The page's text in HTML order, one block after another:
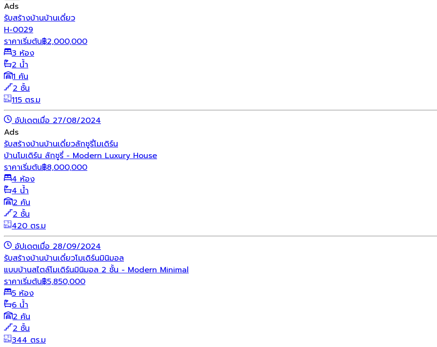
Ads
รับสร้างบ้านบ้านเดี่ยว
H-0029
ราคาเริ่มต้น฿2,000,000
3 ห้อง
2 น้ำ
1 คัน
2 ชั้น
115 ตร.ม
อัปเดตเมื่อ 27/08/2024
Ads
รับสร้างบ้านบ้านเดี่ยวลักชูรี่โมเดิร์น
บ้านโมเดิร์น ลักชูรี่ - Modern Luxury House
ราคาเริ่มต้น฿8,000,000
4 ห้อง
4 น้ำ
2 คัน
2 ชั้น
420 ตร.ม
อัปเดตเมื่อ 28/09/2024
รับสร้างบ้านบ้านเดี่ยวโมเดิร์นมินิมอล
แบบบ้านสไตล์โมเดิร์นมินิมอล 2 ชั้น - Modern Minimal
ราคาเริ่มต้น฿5,850,000
5 ห้อง
6 น้ำ
2 คัน
2 ชั้น
344 ตร.ม